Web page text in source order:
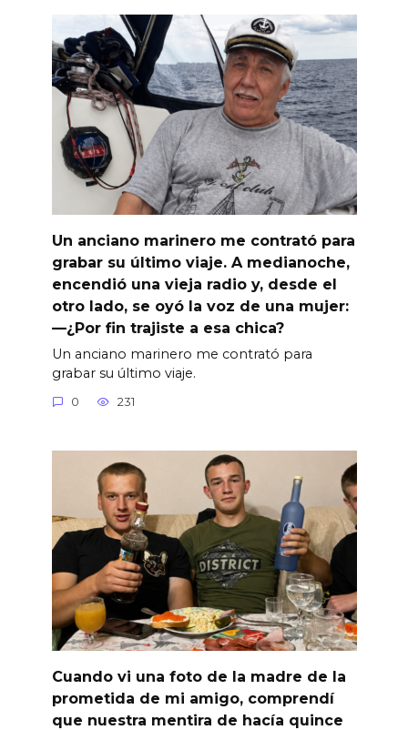
Un anciano marinero me contrató para
grabar su último viaje. A medianoche,
encendió una vieja radio y, desde el
otro lado, se oyó la voz de una mujer:
—¿Por fin trajiste a esa chica?
Un anciano marinero me contrató para
grabar su último viaje.
0 231
Cuando vi una foto de la madre de la
prometida de mi amigo, comprendí
que nuestra mentira de hacía quince